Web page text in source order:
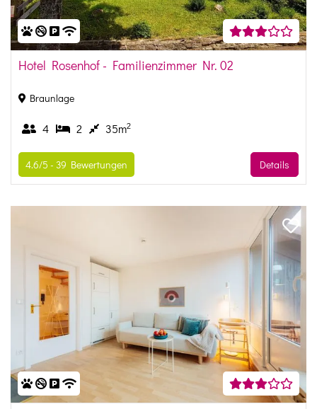
Hotel Rosenhof - Familienzimmer Nr. 02
Braunlage
4 2 35m2
Details
4.6/5 - 39 Bewertungen